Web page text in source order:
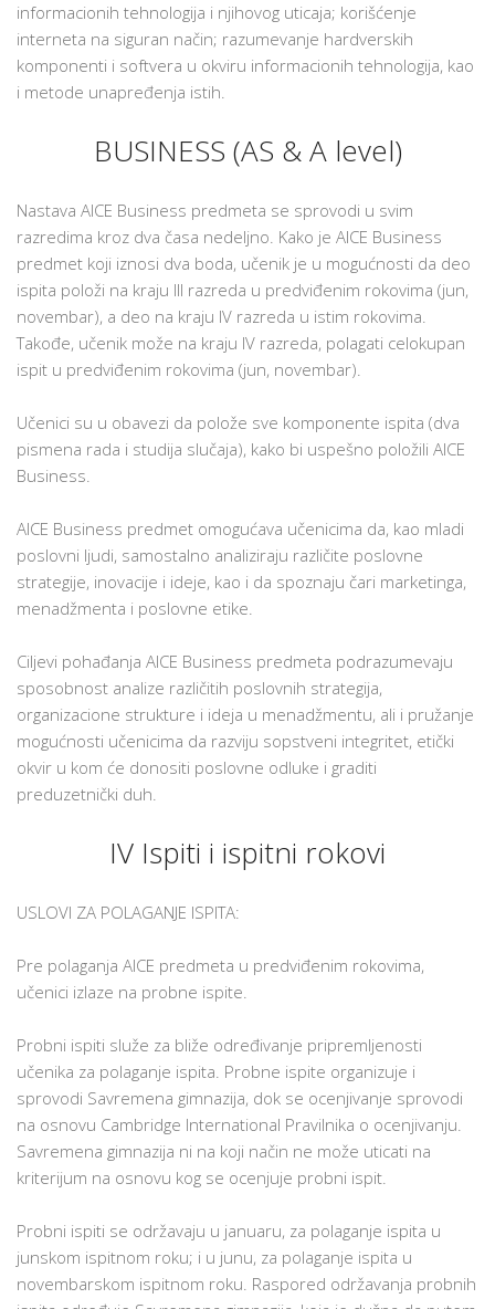
informacionih tehnologija i njihovog uticaja; korišćenje
interneta na siguran način; razumevanje hardverskih
komponenti i softvera u okviru informacionih tehnologija, kao
i metode unapređenja istih.
BUSINESS (AS & A level)
Nastava AICE Business predmeta se sprovodi u svim
razredima kroz dva časa nedeljno. Kako je AICE Business
predmet koji iznosi dva boda, učenik je u mogućnosti da deo
ispita položi na kraju III razreda u predviđenim rokovima (jun,
novembar), a deo na kraju IV razreda u istim rokovima.
Takođe, učenik može na kraju IV razreda, polagati celokupan
ispit u predviđenim rokovima (jun, novembar).
Učenici su u obavezi da polože sve komponente ispita (dva
pismena rada i studija slučaja), kako bi uspešno položili AICE
Business.
AICE Business predmet omogućava učenicima da, kao mladi
poslovni ljudi, samostalno analiziraju različite poslovne
strategije, inovacije i ideje, kao i da spoznaju čari marketinga,
menadžmenta i poslovne etike.
Ciljevi pohađanja AICE Business predmeta podrazumevaju
sposobnost analize različitih poslovnih strategija,
organizacione strukture i ideja u menadžmentu, ali i pružanje
mogućnosti učenicima da razviju sopstveni integritet, etički
okvir u kom će donositi poslovne odluke i graditi
preduzetnički duh.
IV Ispiti i ispitni rokovi
USLOVI ZA POLAGANJE ISPITA:
Pre polaganja AICE predmeta u predviđenim rokovima,
učenici izlaze na probne ispite.
Probni ispiti služe za bliže određivanje pripremljenosti
učenika za polaganje ispita. Probne ispite organizuje i
sprovodi Savremena gimnazija, dok se ocenjivanje sprovodi
na osnovu Cambridge International Pravilnika o ocenjivanju.
Savremena gimnazija ni na koji način ne može uticati na
kriterijum na osnovu kog se ocenjuje probni ispit.
Probni ispiti se održavaju u januaru, za polaganje ispita u
junskom ispitnom roku; i u junu, za polaganje ispita u
novembarskom ispitnom roku. Raspored održavanja probnih